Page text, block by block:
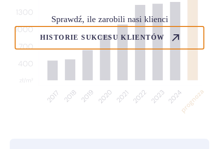
Sprawdź, ile zarobili nasi klienci
HISTORIE SUKCESU KLIENTÓW